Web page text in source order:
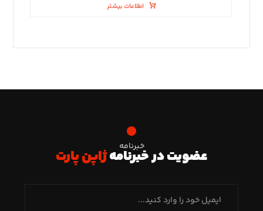
اطلاعات بیشتر
خبرنامه
عضویت در خبرنامهژاپن پارت